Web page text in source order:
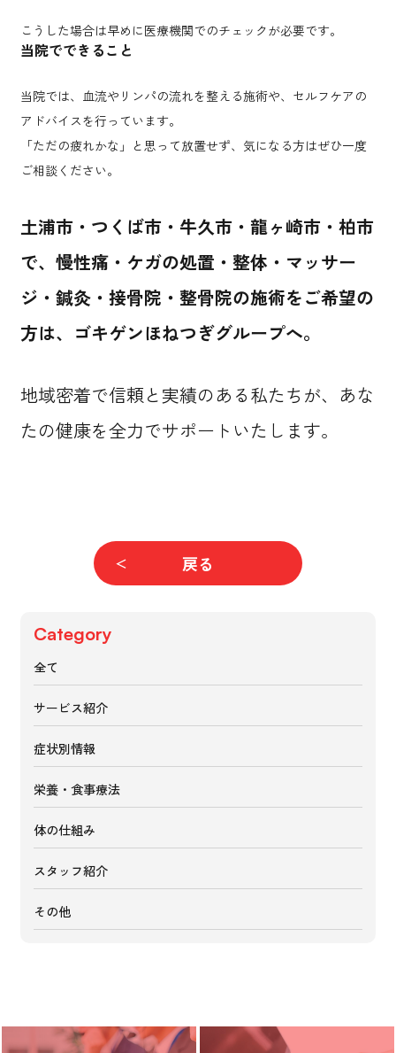
こうした場合は早めに医療機関でのチェックが必要です。
当院でできること
当院では、血流やリンパの流れを整える施術や、セルフケアの
アドバイスを行っています。
「ただの疲れかな」と思って放置せず、気になる方はぜひ一度
ご相談ください。
土浦市・つくば市・牛久市・龍ヶ崎市・柏市
で、慢性痛・ケガの処置・整体・マッサー
ジ・鍼灸・接骨院・整骨院の施術をご希望の
方は、ゴキゲンほねつぎグループへ。
地域密着で信頼と実績のある私たちが、あな
たの健康を全力でサポートいたします。
戻る
Category
全て
サービス紹介
症状別情報
栄養・食事療法
体の仕組み
スタッフ紹介
その他